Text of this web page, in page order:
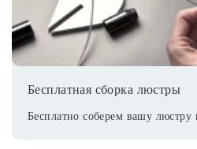
Бесплатная сборка люстры
Бесплатно соберем вашу люстру